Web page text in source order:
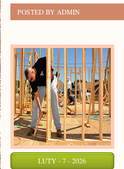
POSTED BY ADMIN
LUTY - 7 - 2026